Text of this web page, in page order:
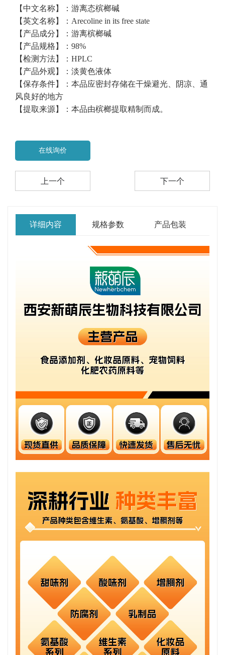
【中文名称】：游离态槟榔碱
【英文名称】：Arecoline in its free state
【产品成分】：游离槟榔碱
【产品规格】：98%
【检测方法】：HPLC
【产品外观】：淡黄色液体
【保存条件】：本品应密封存储在干燥避光、阴凉、通
风良好的地方
【提取来源】：本品由槟榔提取精制而成。
在线询价
上一个 下一个
详细内容 规格参数 产品包装